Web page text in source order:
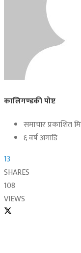
कालिगण्डकी पोष्ट
समाचार प्रकाशित
६ वर्ष अगाडि
13
SHARES
108
VIEWS